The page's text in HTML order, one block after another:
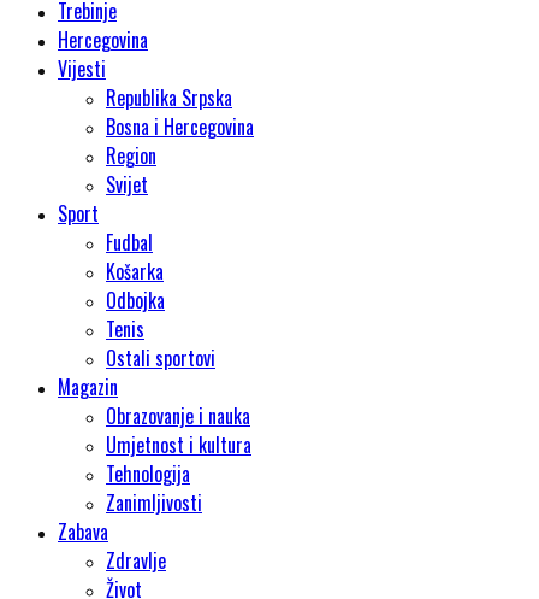
Trebinje
Hercegovina
Vijesti
Republika Srpska
Bosna i Hercegovina
Region
Svijet
Sport
Fudbal
Košarka
Odbojka
Tenis
Ostali sportovi
Magazin
Obrazovanje i nauka
Umjetnost i kultura
Tehnologija
Zanimljivosti
Zabava
Zdravlje
Život